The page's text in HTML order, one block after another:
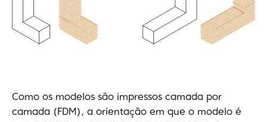
Como os modelos são impressos camada por
camada (FDM), a orientação em que o modelo é